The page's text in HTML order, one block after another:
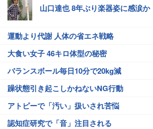
山口達也 8年ぶり楽器姿に感涙か
運動より代謝 人体の省エネ戦略
大食い女子 46キロ体型の秘密
バランスボール毎日10分で20kg減
躁状態引き起こしかねないNG行動
アトピーで「汚い」扱いされ苦悩
認知症研究で「音」注目される